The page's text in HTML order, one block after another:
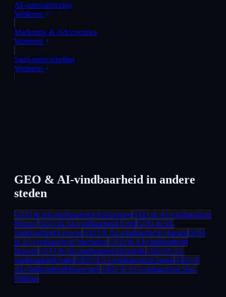
AI-automatisering
Wetteren
Marketing & Advertenties
Wetteren
SaaS-ontwikkeling
Wetteren
GEO & AI-vindbaarheid in andere
steden
GEO & AI-vindbaarheid AntwerpenGEO & AI-vindbaarheid
BrusselGEO & AI-vindbaarheid GentGEO & AI-
vindbaarheid LeuvenGEO & AI-vindbaarheid HasseltGEO
& AI-vindbaarheid MechelenGEO & AI-vindbaarheid
BruggeGEO & AI-vindbaarheid KortrijkGEO & AI-
vindbaarheid AalstGEO & AI-vindbaarheid GenkGEO &
AI-vindbaarheid RoeselareGEO & AI-vindbaarheid Sint-
Niklaas